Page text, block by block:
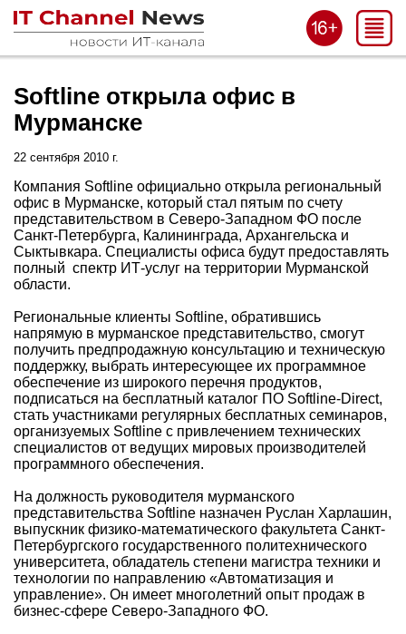
Softline открыла офис в
Мурманске
22 сентября 2010 г.
Компания Softline официально открыла региональный
офис в Мурманске, который стал пятым по счету
представительством в Северо-Западном ФО после
Санкт-Петербурга, Калининграда, Архангельска и
Сыктывкара. Специалисты офиса будут предоставлять
полный спектр ИТ-услуг на территории Мурманской
области.
Региональные клиенты Softline, обратившись
напрямую в мурманское представительство, смогут
получить предпродажную консультацию и техническую
поддержку, выбрать интересующее их программное
обеспечение из широкого перечня продуктов,
подписаться на бесплатный каталог ПО Softline-Direct,
стать участниками регулярных бесплатных семинаров,
организуемых Softline с привлечением технических
специалистов от ведущих мировых производителей
программного обеспечения.
На должность руководителя мурманского
представительства Softline назначен Руслан Харлашин,
выпускник физико-математического факультета Санкт-
Петербургского государственного политехнического
университета, обладатель степени магистра техники и
технологии по направлению «Автоматизация и
управление». Он имеет многолетний опыт продаж в
бизнес-сфере Северо-Западного ФО.